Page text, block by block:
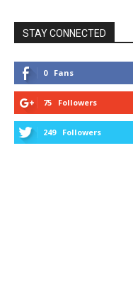
STAY CONNECTED
0 Fans
75 Followers
249 Followers